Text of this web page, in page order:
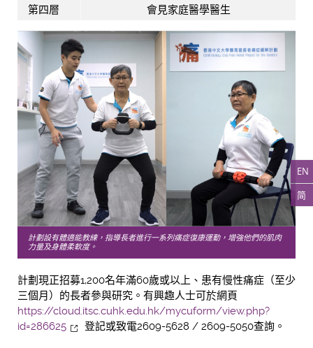
EN
简
第四層
會見家庭醫學醫生
計劃設有體適能教練，指導長者進行一系列痛症復康運動，增強他們的肌肉
力量及身體柔軟度。
計劃現正招募1,200名年滿60歲或以上、患有慢性痛症（至少
三個月）的長者參與研究。有興趣人士可於網頁
https://cloud.itsc.cuhk.edu.hk/mycuform/view.php?
id=286625
登記或致電2609-5628 / 2609-5050查詢。